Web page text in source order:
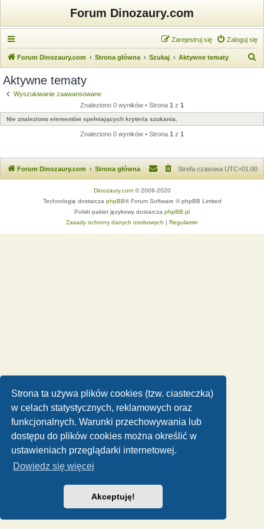
Strona ta używa plików cookies (tzw. ciasteczka)
w celach statystycznych, reklamowych oraz
funkcjonalnych. Warunki przechowywania lub
dostępu do plików cookies można określić w
ustawieniach przeglądarki internetowej.
Dowiedz się więcej
Akceptuję!
Forum Dinozaury.com
Zaloguj się
Zarejestruj się
Forum Dinozaury.com Strona główna Szukaj Aktywne tematy
a
j
Aktywne tematy
Wyszukiwanie zaawansowane
Znaleziono 0 wyników • Strona 1 z 1
Nie znaleziono elementów spełniających kryteria szukania.
Znaleziono 0 wyników • Strona 1 z 1
Forum Dinozaury.com Strona główna Strefa czasowa UTC+01:00
Dinozaury.com© 2006-2020
Technologię dostarcza phpBB® Forum Software © phpBB Limited
Polski pakiet językowy dostarcza phpBB.pl
Zasady ochrony danych osobowych | Regulamin